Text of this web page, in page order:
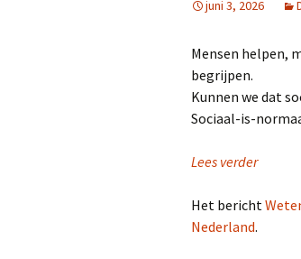
juni 3, 2026
Mensen helpen,
begrijpen.
Kunnen we dat
Sociaal-is-
Lees verder
Het bericht
Nederland.